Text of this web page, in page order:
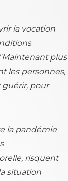
la vocation
plus
les personnes,
pour
la pandémie
risquent
situation